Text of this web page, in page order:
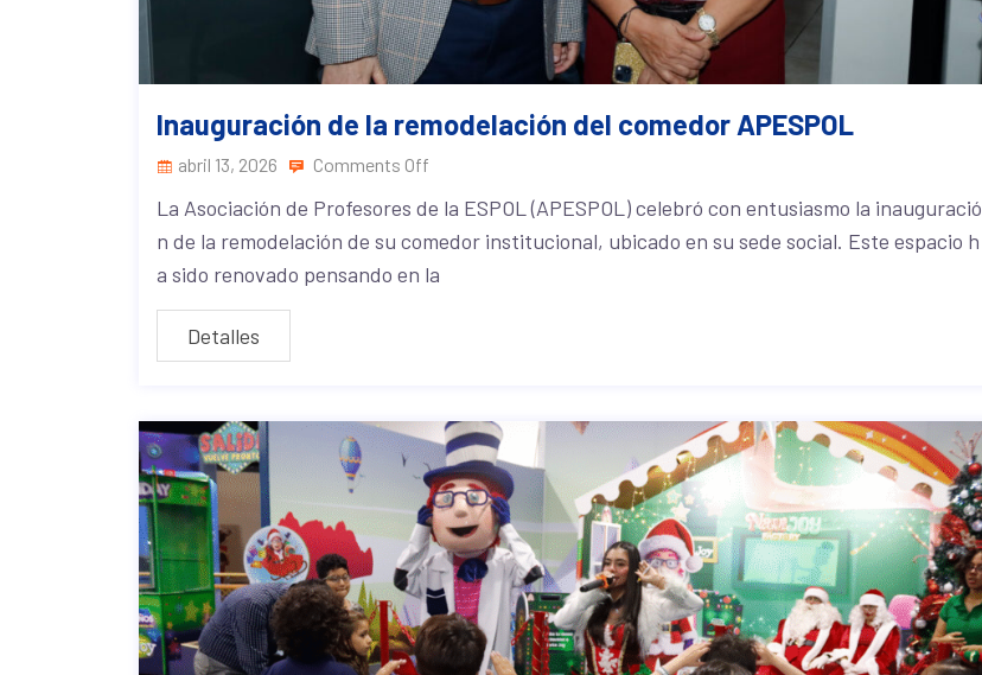
Inauguración de la remodelación del comedor APESPOL
abril 13, 2026 Comments Off
La Asociación de Profesores de la ESPOL (APESPOL) celebró con entusiasmo la inauguració
n de la remodelación de su comedor institucional, ubicado en su sede social. Este espacio h
a sido renovado pensando en la
Detalles